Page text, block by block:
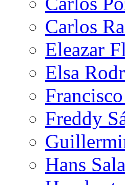
Carlos
Eleazar
Elsa
Freddy
Hans